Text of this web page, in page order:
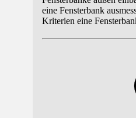
eine Fensterbank
Kriterien eine